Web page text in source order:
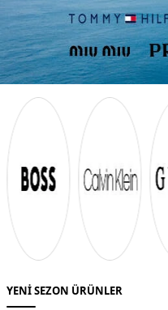
YENİ SEZON ÜRÜNLER